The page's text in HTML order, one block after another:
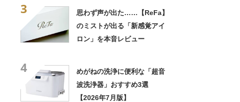
3
思わず声が出た……【ReFa】
のミストが出る「新感覚アイ
ロン」を本音レビュー
4
めがねの洗浄に便利な「超音
波洗浄器」おすすめ3選
【2026年7月版】